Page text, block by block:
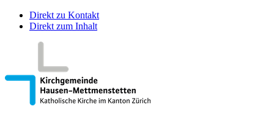
Direkt zu Kontakt
Direkt zum Inhalt